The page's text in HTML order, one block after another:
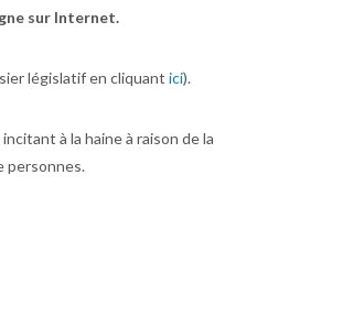
sur Internet.
législatif en cliquant ici).
à la haine à raison de la
personnes.